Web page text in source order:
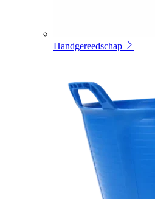
Handgereedschap